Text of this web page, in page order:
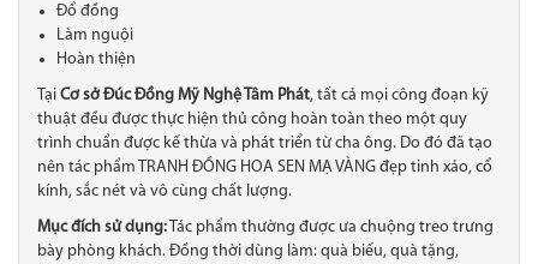
Đổ đồng
Làm nguội
Hoàn thiện
Tại Cơ sở Đúc Đồng Mỹ Nghệ Tâm Phát, tất cả mọi công đoạn kỹ
thuật đều được thực hiện thủ công hoàn toàn theo một quy
trình chuẩn được kế thừa và phát triển từ cha ông. Do đó đã tạo
nên tác phẩm TRANH ĐỒNG HOA SEN MẠ VÀNG đẹp tinh xảo​, cổ
kính, sắc nét và vô cùng chất lượng.
Mục đích sử dụng:Tác phẩm thường được ưa chuộng treo trưng
bày phòng khách. Đồng thời dùng làm: quà biếu, quà tặng,